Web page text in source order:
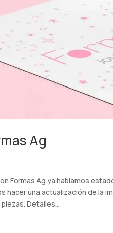
Ag
Formas Ag ya habíamos
hacer una actualización de la
Detalles...